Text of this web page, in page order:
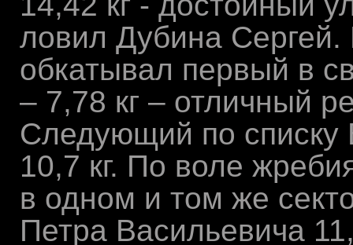
ловил Дубина
обкатывал первый в
– 7,78 кг – отличный
Следующий по списку
10,7 кг. По воле
в одном и том же
Петра Васильевича